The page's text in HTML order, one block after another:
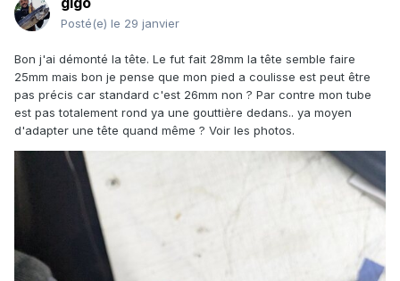
Posté(e) le 29 janvier
Bon j'ai démonté la tête. Le fut fait 28mm la tête semble faire
25mm mais bon je pense que mon pied a coulisse est peut être
pas précis car standard c'est 26mm non ? Par contre mon tube
est pas totalement rond ya une gouttière dedans.. ya moyen
d'adapter une tête quand même ? Voir les photos.